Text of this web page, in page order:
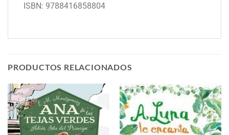
ISBN: 9788416858804
PRODUCTOS RELACIONADOS